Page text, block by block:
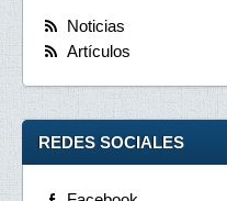
Noticias
Artículos
REDES SOCIALES